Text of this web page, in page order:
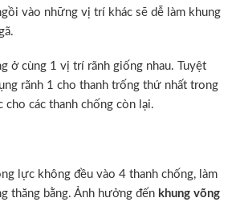
vào những vị trí khác sẽ dễ làm khung
ở cùng 1 vị trí rãnh giống nhau. Tuyệt
rãnh 1 cho thanh trống thứ nhất trong
cho các thanh chống còn lại.
lực không đều vào 4 thanh chống, làm
thăng bằng. Ảnh hưởng đến khung võng